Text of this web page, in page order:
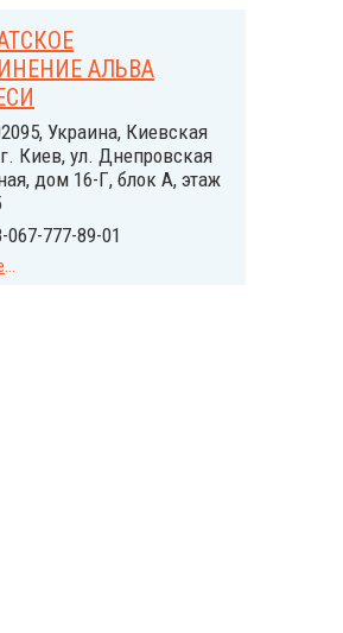
АЛЬВА
Украина, Киевская
Киев, ул. Днепровская
дом 16-Г, блок А, этаж
067-777-89-01
...